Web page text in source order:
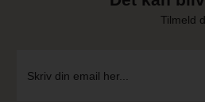
Tilmeld